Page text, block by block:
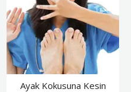
Ayak Kokusuna Kesin